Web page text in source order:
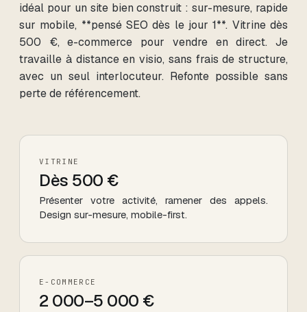
idéal pour un site bien construit : sur-mesure, rapide
sur mobile, **pensé SEO dès le jour 1**. Vitrine dès
500 €, e-commerce pour vendre en direct. Je
travaille à distance en visio, sans frais de structure,
avec un seul interlocuteur. Refonte possible sans
perte de référencement.
VITRINE
Dès 500 €
Présenter votre activité, ramener des appels.
Design sur-mesure, mobile-first.
E-COMMERCE
2 000–5 000 €